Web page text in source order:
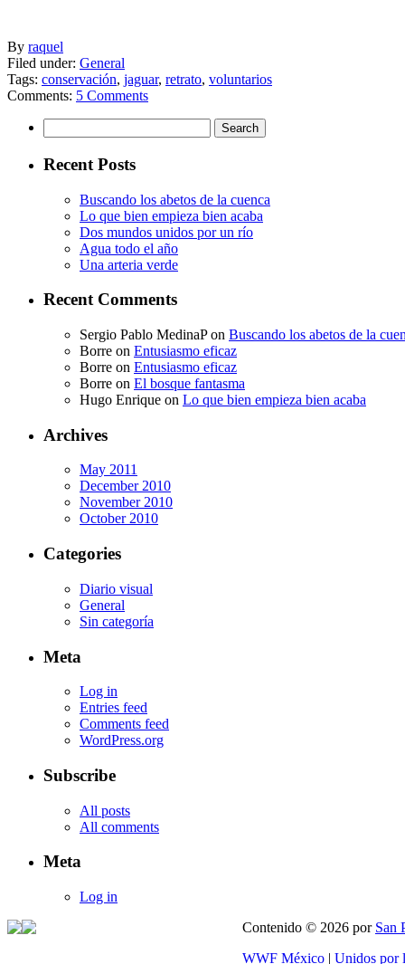
By raquel
Filed under: General
Tags: conservación, jaguar, retrato, voluntarios
Comments: 5 Comments
for:
Recent Posts
Buscando los abetos de la cuenca
Lo que bien empieza bien acaba
Dos mundos unidos por un río
Agua todo el año
Una arteria verde
Recent Comments
Sergio Pablo MedinaPon Buscando los abetos de la
Borre on Entusiasmo eficaz
Borre on Entusiasmo eficaz
Borre on El bosque fantasma
Hugo Enrique on Lo que bien empieza bien acaba
Archives
May 2011
December 2010
November 2010
October 2010
Categories
Diario visual
General
Sin categoría
Meta
Log in
Entries feed
Comments feed
WordPress.org
Subscribe
All posts
All comments
Meta
Log in
Contenido © 2026 por San
WWF México | Unidos por